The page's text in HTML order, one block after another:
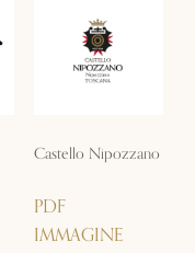
Castello Nipozzano
PDF
IMMAGINE